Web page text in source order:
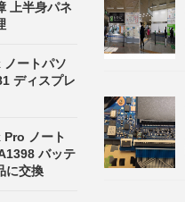
上半身パネ
ートパソ
ディスプレ
ノート
バッテ
に交換